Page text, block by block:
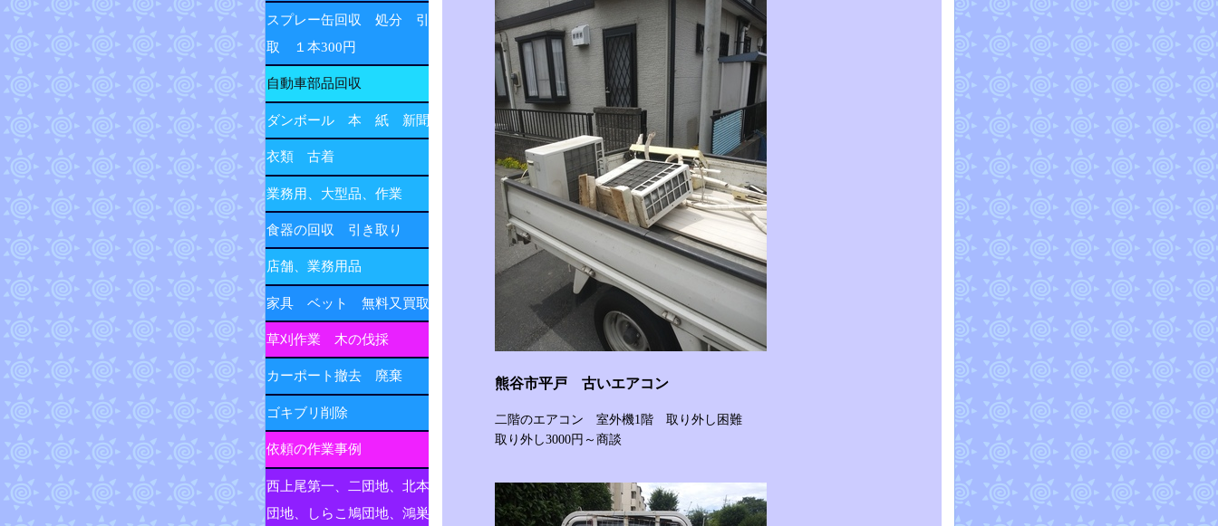
熊谷市平戸 古いエアコン
二階のエアコン 室外機1階 取り外し困難
取り外し3000円～商談
スプレー缶回収 処分 引
取 １本300円
自動車部品回収
ダンボール 本 紙 新聞
衣類 古着
業務用、大型品、作業
食器の回収 引き取り
店舗、業務用品
家具 ベット 無料又買取
草刈作業 木の伐採
カーポート撤去 廃棄
ゴキブリ削除
依頼の作業事例
西上尾第一、二団地、北本
団地、しらこ鳩団地、鴻巣